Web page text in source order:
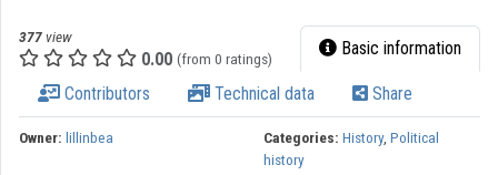
377 view
0.00 (from 0 ratings) Basic information
Contributors Technical data Share
Owner: lillinbea Categories: History, Political
history